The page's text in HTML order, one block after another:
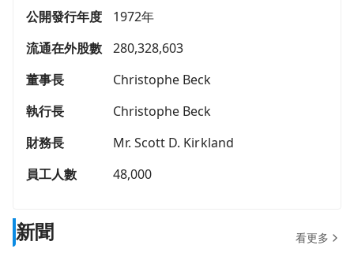
公開發行年度
1972年
流通在外股數
280,328,603
董事長
Christophe Beck
執行長
Christophe Beck
財務長
Mr. Scott D. Kirkland
員工人數
48,000
新聞 看更多